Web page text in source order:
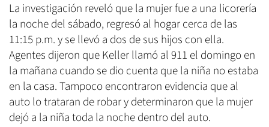
La investigación reveló que la mujer fue a una licorería
la noche del sábado, regresó al hogar cerca de las
11:15 p.m. y se llevó a dos de sus hijos con ella.
Agentes dijeron que Keller llamó al 911 el domingo en
la mañana cuando se dio cuenta que la niña no estaba
en la casa. Tampoco encontraron evidencia que al
auto lo trataran de robar y determinaron que la mujer
dejó a la niña toda la noche dentro del auto.